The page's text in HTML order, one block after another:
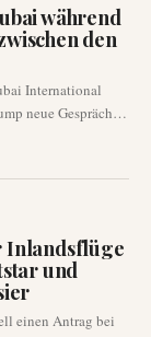
während
den
International
neue Gespräche
der USA
Inlandsflüge
und
einen Antrag bei